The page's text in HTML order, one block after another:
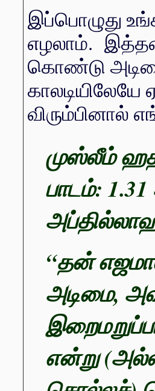
இப்பொழுது
எழலாம்.
கொண்டு
விரும்பினால்
முஸ்லீம்
பாடம்:
“தன்
அடிமை,
என்று